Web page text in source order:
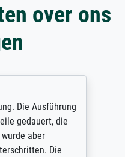
over ons
Die Ausführung
gedauert, die
aber
Die